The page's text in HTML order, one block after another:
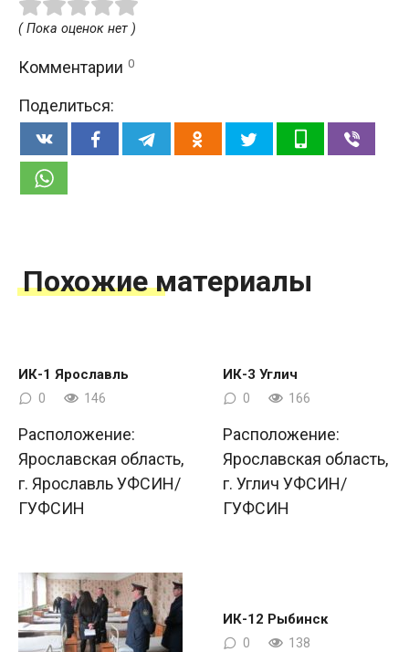
( Пока оценок нет )
Комментарии 0
Поделиться:
Похожие материалы
ИК-1 Ярославль
0 146
Расположение:
Ярославская область,
г. Ярославль УФСИН/
ГУФСИН
ИК-3 Углич
0 166
Расположение:
Ярославская область,
г. Углич УФСИН/
ГУФСИН
ИК-12 Рыбинск
0 138